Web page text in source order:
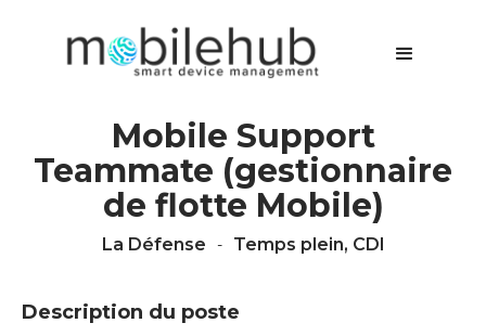
Mobile Support
Teammate (gestionnaire
de flotte Mobile)
La Défense - Temps plein, CDI
Description du poste